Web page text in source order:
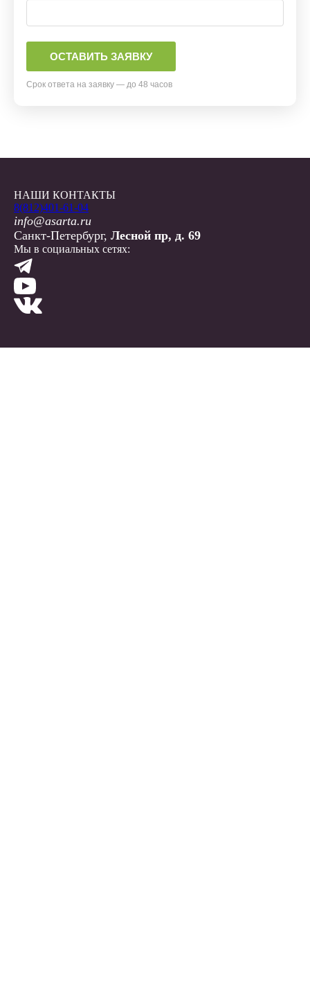
Срок ответа на заявку — до 48 часов
НАШИ КОНТАКТЫ
8(812)401-61-04
info@asarta.ru
Санкт-Петербург, Лесной пр, д. 69
Мы в социальных сетях: